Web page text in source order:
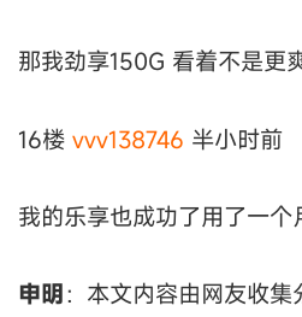
那我劲享150G 看着不是更
16楼 vvv138746 半小时前
我的乐享也成功了用了一个
申明 ：本文内容由网友收